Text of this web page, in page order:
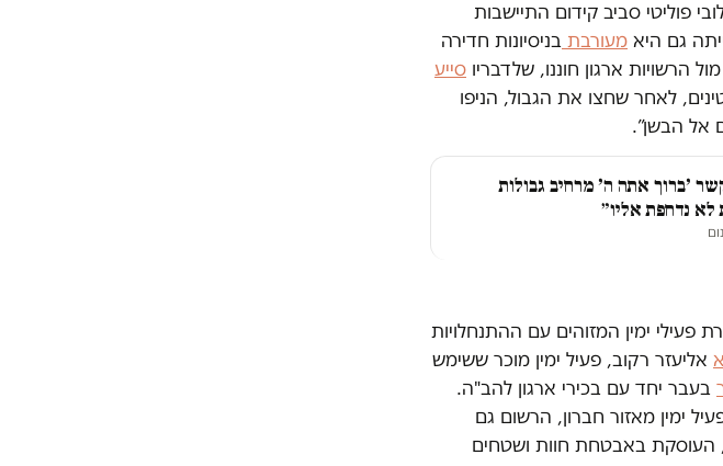
פוליטי סביב קידום התיישבות
גם היא מעורבת בניסיונות חדירה
הרשויות ארגון חוננו, שלדבריו סייע
בהם גם קטינים, לאחר שחצו את הגבול, הניפו
אל הבשן”.
׳ברוך אתה ה׳ מרחיב גבולות
נדחפת אליו״
פעילי ימין המזוהים עם ההתנחלויות
אליעזר רקוב, פעיל ימין מוכר ששימש
בעבר יחד עם בכירי ארגון להב"ה.
ימין מאזור חברון, הרשום גם
העוסקת באבטחת חוות ושטחים